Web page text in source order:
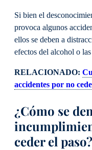
Si bien el
provoca algunos
ellos se deben a
efectos del alcohol o
RELACIONADO:
accidentes por no
¿Cómo se
ceder el paso?